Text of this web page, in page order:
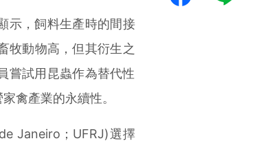
示，飼料生產時的間接
牧動物高，但其衍生之
嘗試用昆蟲作為替代性
禽產業的永續性。
Janeiro；UFRJ)選擇